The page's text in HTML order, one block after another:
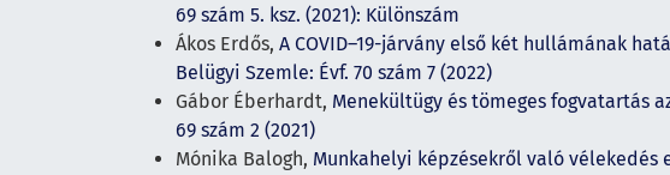
69 szám 5. ksz. (2021): Különszám
Ákos Erdős, A COVID–19-járvány első két hullámának
Belügyi Szemle: Évf. 70 szám 7 (2022)
Gábor Éberhardt, Menekültügy és tömeges fogvatartás
69 szám 2 (2021)
Mónika Balogh, Munkahelyi képzésekről való